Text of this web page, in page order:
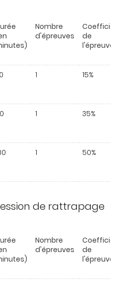
Nombre
d'épreuves
de
l'épreuve
1 15%
1 35%
1 50%
de rattrapage
Nombre
d'épreuves
de
l'épreuve